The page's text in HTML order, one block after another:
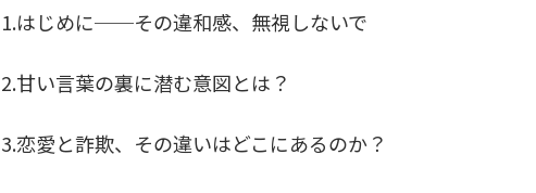
1.はじめに──その違和感、無視しないで
2.甘い言葉の裏に潜む意図とは？
3.恋愛と詐欺、その違いはどこにあるのか？